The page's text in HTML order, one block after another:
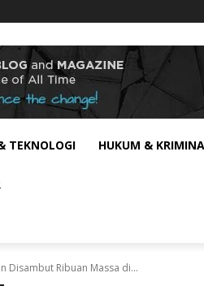
TEKNOLOGI HUKUM &
Disambut Ribuan Massa di...